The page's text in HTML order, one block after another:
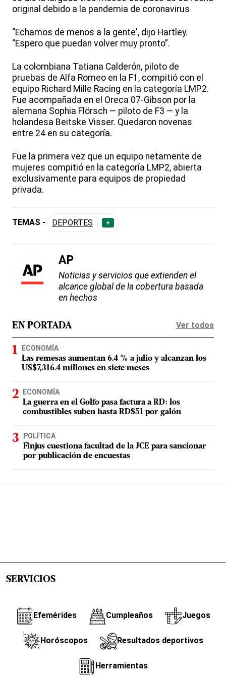
original debido a la pandemia de coronavirus
“Echamos de menos a la gente', dijo Hartley.
“Espero que puedan volver muy pronto”.
La colombiana Tatiana Calderón, piloto de
pruebas de Alfa Romeo en la F1, compitió con el
equipo Richard Mille Racing en la categoría LMP2.
Fue acompañada en el Oreca 07-Gibson por la
alemana Sophia Flörsch — piloto de F3 — y la
holandesa Beitske Visser. Quedaron novenas
entre 24 en su categoría.
Fue la primera vez que un equipo netamente de
mujeres compitió en la categoría LMP2, abierta
exclusivamente para equipos de propiedad
privada.
TEMAS - DEPORTES +
AP
Noticias y servicios que extienden el
alcance global de la cobertura basada
en hechos
EN PORTADA Ver todos
ECONOMÍA
Las remesas aumentan 6.4 % a julio y alcanzan los
US$7,316.4 millones en siete meses
ECONOMÍA
La guerra en el Golfo pasa factura a RD: los
combustibles suben hasta RD$51 por galón
POLÍTICA
Finjus cuestiona facultad de la JCE para sancionar
por publicación de encuestas
SERVICIOS
Efemérides Cumpleaños Juegos
Horóscopos Resultados deportivos
Herramientas